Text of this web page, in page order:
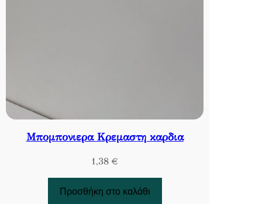
Μπομπονιερα Κρεμαστη καρδια
1,38 €
Προσθήκη στο καλάθι